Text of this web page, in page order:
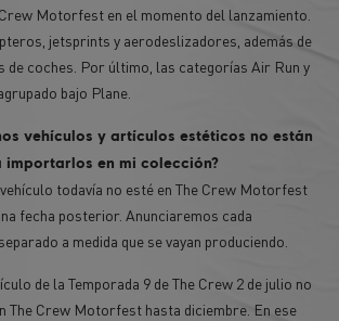
Motorfest en el momento del lanzamiento.
jetsprints y aerodeslizadores, además de
de coches. Por último, las categorías Air Run y
bajo Plane.
vehículos y artículos estéticos no están
en mi colección?
todavía no esté en The Crew Motorfest
fecha posterior. Anunciaremos cada
a medida que se vayan produciendo.
de la Temporada 9 de The Crew 2 de julio no
The Crew Motorfest hasta diciembre. En ese